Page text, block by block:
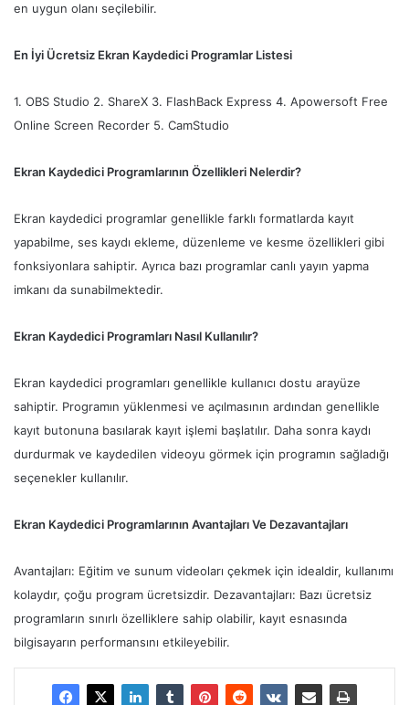
en uygun olanı seçilebilir.
En İyi Ücretsiz Ekran Kaydedici Programlar Listesi
1. OBS Studio 2. ShareX 3. FlashBack Express 4. Apowersoft Free
Online Screen Recorder 5. CamStudio
Ekran Kaydedici Programlarının Özellikleri Nelerdir?
Ekran kaydedici programlar genellikle farklı formatlarda kayıt
yapabilme, ses kaydı ekleme, düzenleme ve kesme özellikleri gibi
fonksiyonlara sahiptir. Ayrıca bazı programlar canlı yayın yapma
imkanı da sunabilmektedir.
Ekran Kaydedici Programları Nasıl Kullanılır?
Ekran kaydedici programları genellikle kullanıcı dostu arayüze
sahiptir. Programın yüklenmesi ve açılmasının ardından genellikle
kayıt butonuna basılarak kayıt işlemi başlatılır. Daha sonra kaydı
durdurmak ve kaydedilen videoyu görmek için programın sağladığı
seçenekler kullanılır.
Ekran Kaydedici Programlarının Avantajları Ve Dezavantajları
Avantajları: Eğitim ve sunum videoları çekmek için idealdir, kullanımı
kolaydır, çoğu program ücretsizdir. Dezavantajları: Bazı ücretsiz
programların sınırlı özelliklere sahip olabilir, kayıt esnasında
bilgisayarın performansını etkileyebilir.